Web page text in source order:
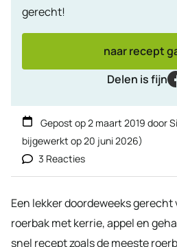
gerecht!
naar recept
Delen is fijn
Gepost op2 maart 2019 door
bijgewerkt op20 juni 2026)
3 Reacties
Een lekker doordeweeks gerecht
roerbak met kerrie, appel en
snel recept zoals de meeste